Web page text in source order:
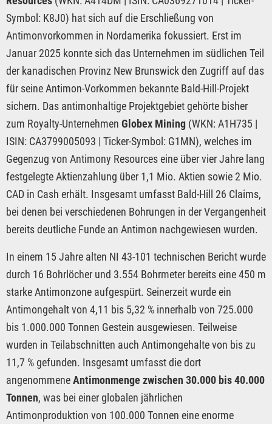
Symbol: K8J0) hat sich auf die Erschließung von
Antimonvorkommen in Nordamerika fokussiert. Erst im
Januar 2025 konnte sich das Unternehmen im südlichen Teil
der kanadischen Provinz New Brunswick den Zugriff auf das
für seine Antimon-Vorkommen bekannte Bald-Hill-Projekt
sichern. Das antimonhaltige Projektgebiet gehörte bisher
zum Royalty-Unternehmen Globex Mining (WKN: A1H735 |
ISIN: CA3799005093 | Ticker-Symbol: G1MN), welches im
Gegenzug von Antimony Resources eine über vier Jahre lang
festgelegte Aktienzahlung über 1,1 Mio. Aktien sowie 2 Mio.
CAD in Cash erhält. Insgesamt umfasst Bald-Hill 26 Claims,
bei denen bei verschiedenen Bohrungen in der Vergangenheit
bereits deutliche Funde an Antimon nachgewiesen wurden.
In einem 15 Jahre alten NI 43-101 technischen Bericht wurde
durch 16 Bohrlöcher und 3.554 Bohrmeter bereits eine 450 m
starke Antimonzone aufgespürt. Seinerzeit wurde ein
Antimongehalt von 4,11 bis 5,32 % innerhalb von 725.000
bis 1.000.000 Tonnen Gestein ausgewiesen. Teilweise
wurden in Teilabschnitten auch Antimongehalte von bis zu
11,7 % gefunden. Insgesamt umfasst die dort
angenommeneAntimonmenge zwischen 30.000 bis 40.000
Tonnen, was bei einer globalen jährlichen
Antimonproduktion von 100.000 Tonnen eine enorme